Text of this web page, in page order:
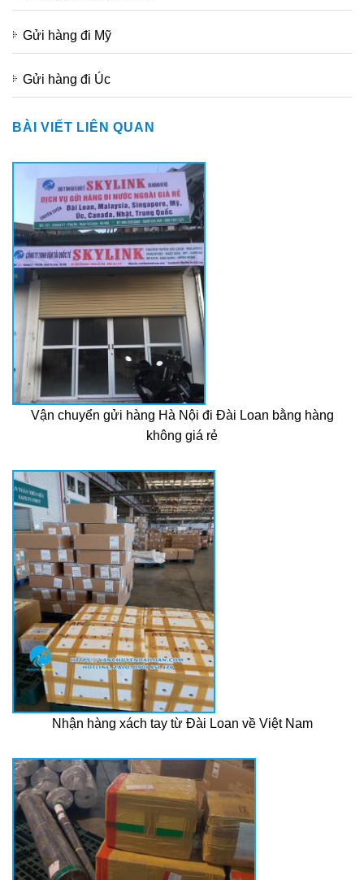
Gửi hàng đi Mỹ
Gửi hàng đi Úc
BÀI VIẾT LIÊN QUAN
Vận chuyển gửi hàng Hà Nội đi Đài Loan bằng hàng
không giá rẻ
Nhận hàng xách tay từ Đài Loan về Việt Nam